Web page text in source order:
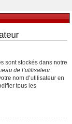
sont stockés dans notre
de l’utilisateur
nom d’utilisateur en
tous les